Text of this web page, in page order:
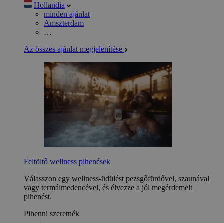
Hollandia
minden ajánlat
Amszterdam
…
Az összes ajánlat megjelenítése
Feltöltő wellness pihenések
Válasszon egy wellness-üdülést pezsgőfürdővel, szaunával
vagy termálmedencével, és élvezze a jól megérdemelt
pihenést.
Pihenni szeretnék